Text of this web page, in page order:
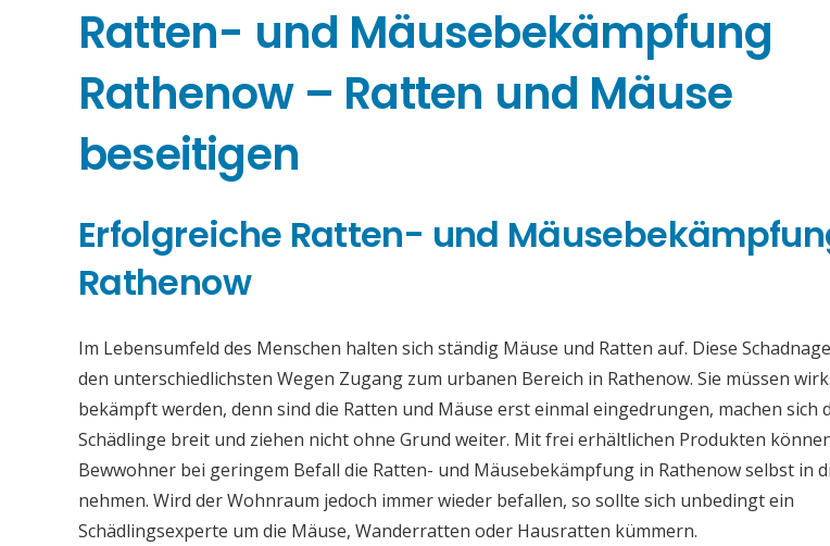
Ratten- und Mäusebekämpfung
Rathenow – Ratten und Mäuse
beseitigen
Erfolgreiche Ratten- und
Rathenow
Im Lebensumfeld des Menschen halten sich ständig Mäuse und Ratten auf. Diese
den unterschiedlichsten Wegen Zugang zum urbanen Bereich in Rathenow. Sie müssen
bekämpft werden, denn sind die Ratten und Mäuse erst einmal eingedrungen, machen sich
Schädlinge breit und ziehen nicht ohne Grund weiter. Mit frei erhältlichen Produkten
Bewwohner bei geringem Befall die Ratten- und Mäusebekämpfung in Rathenow selbst in
nehmen. Wird der Wohnraum jedoch immer wieder befallen, so sollte sich unbedingt ein
Schädlingsexperte um die Mäuse, Wanderratten oder Hausratten kümmern.